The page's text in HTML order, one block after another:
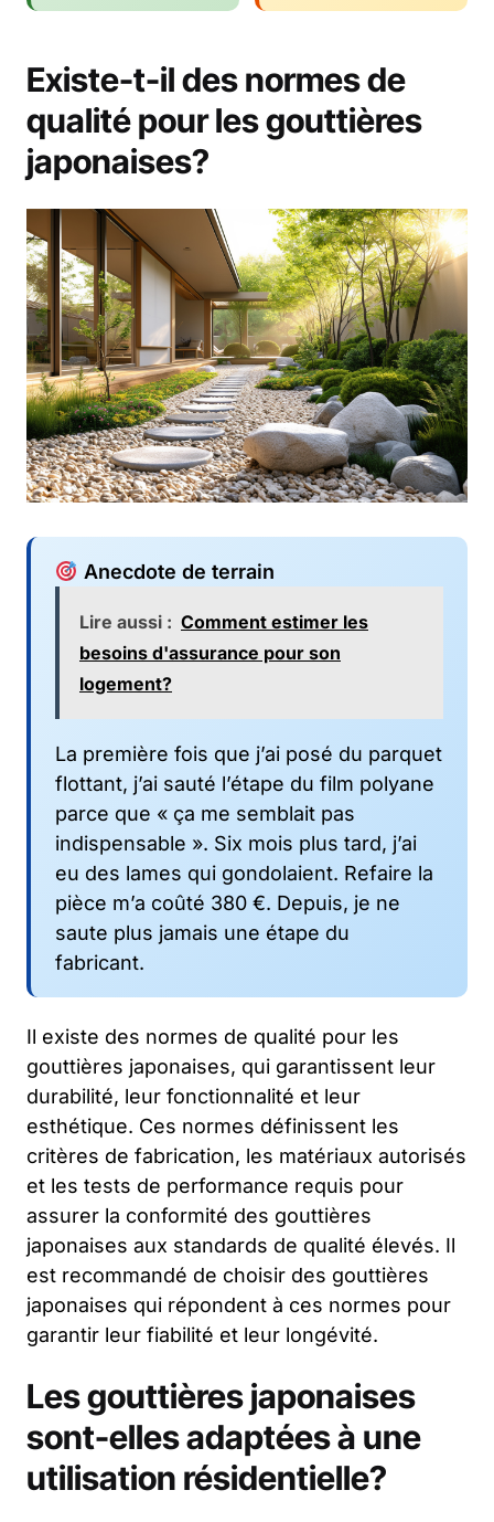
Existe-t-il des normes de
qualité pour les gouttières
japonaises?
Anecdote de terrain
Lire aussi : Comment estimer les
besoins d'assurance pour son
logement?
La première fois que j’ai posé du parquet
flottant, j’ai sauté l’étape du film polyane
parce que « ça me semblait pas
indispensable ». Six mois plus tard, j’ai
eu des lames qui gondolaient. Refaire la
pièce m’a coûté 380 €. Depuis, je ne
saute plus jamais une étape du
fabricant.
Il existe des normes de qualité pour les
gouttières japonaises, qui garantissent leur
durabilité, leur fonctionnalité et leur
esthétique. Ces normes définissent les
critères de fabrication, les matériaux autorisés
et les tests de performance requis pour
assurer la conformité des gouttières
japonaises aux standards de qualité élevés. Il
est recommandé de choisir des gouttières
japonaises qui répondent à ces normes pour
garantir leur fiabilité et leur longévité.
Les gouttières japonaises
sont-elles adaptées à une
utilisation résidentielle?